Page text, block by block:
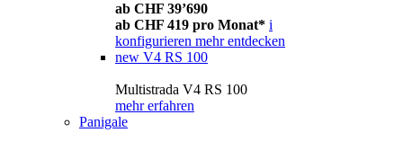
ab CHF 39’690
ab CHF 419 pro Monat* i
konfigurieren mehr entdecken
new V4 RS 100
Multistrada V4 RS 100
mehr erfahren
Panigale